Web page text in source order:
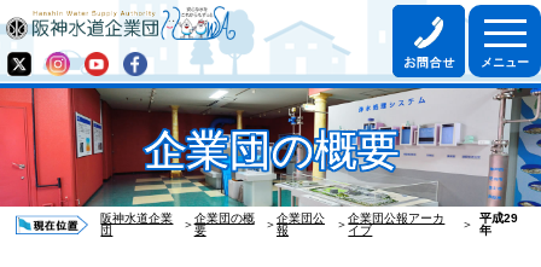
企業団の概要
阪神水道企業
団
＞企業団の概
要
＞企業団公
報
＞企業団公報アーカ
イブ
＞
平成29
年